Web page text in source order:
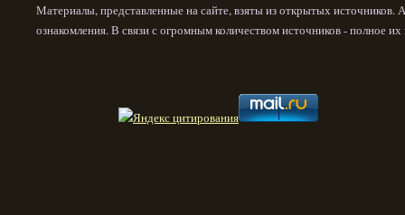
Материалы, представленные на сайте, взяты из открытых
ознакомления. В связи с огромным количеством источников - полное